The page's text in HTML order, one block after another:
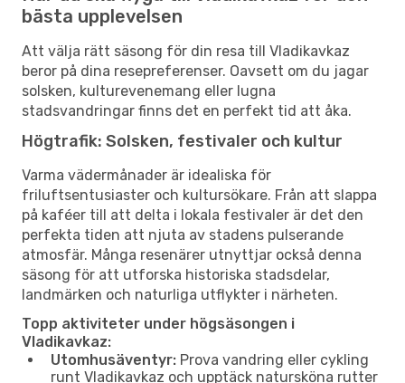
bästa upplevelsen
Att välja rätt säsong för din resa till Vladikavkaz
beror på dina resepreferenser. Oavsett om du jagar
solsken, kulturevenemang eller lugna
stadsvandringar finns det en perfekt tid att åka.
Högtrafik: Solsken, festivaler och kultur
Varma vädermånader är idealiska för
friluftsentusiaster och kultursökare. Från att slappa
på kaféer till att delta i lokala festivaler är det den
perfekta tiden att njuta av stadens pulserande
atmosfär. Många resenärer utnyttjar också denna
säsong för att utforska historiska stadsdelar,
landmärken och naturliga utflykter i närheten.
Topp aktiviteter under högsäsongen i
Vladikavkaz:
Utomhusäventyr: Prova vandring eller cykling
runt Vladikavkaz och upptäck natursköna rutter